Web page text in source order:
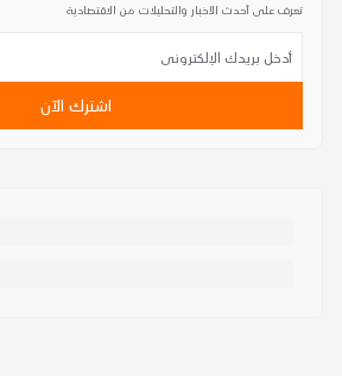
تعرف على أحدث الأخبار والتحليلات من الاقتصادية
اشترك الآن